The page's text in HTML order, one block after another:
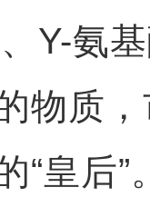
Y-氨
物质
“皇后